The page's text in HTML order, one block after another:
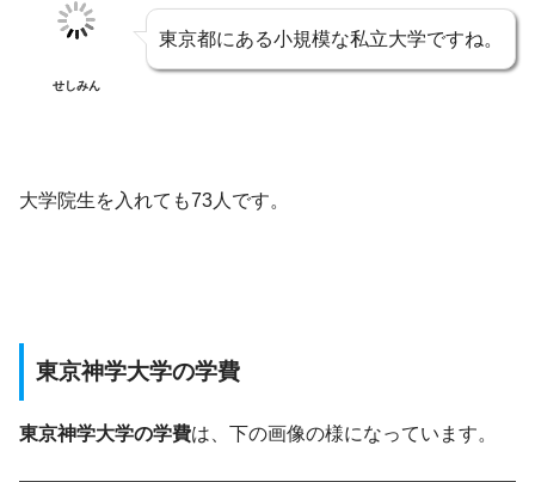
せしみん
東京都にある小規模な私立大学ですね。
大学院生を入れても73人です。
東京神学大学の学費
東京神学大学の学費は、下の画像の様になっています。